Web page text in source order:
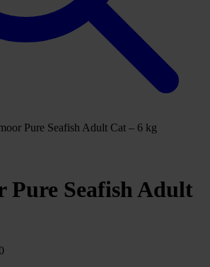
Pure Seafish Adult Cat – 6 kg
Pure Seafish Adult